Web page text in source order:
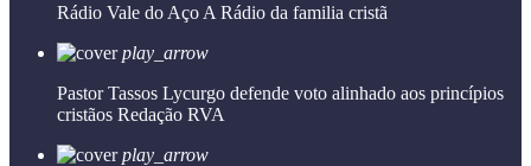
Rádio Vale do Aço A Rádio da familia cristã
play_arrow
Pastor Tassos Lycurgo defende voto alinhado aos princípios
cristãos Redação RVA
play_arrow